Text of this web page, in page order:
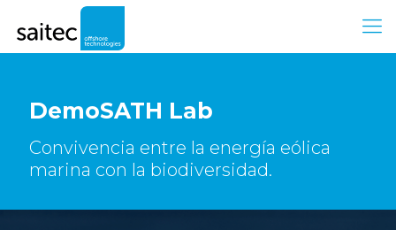
DemoSATH Lab
Convivencia entre la energía eólica
marina con la biodiversidad.